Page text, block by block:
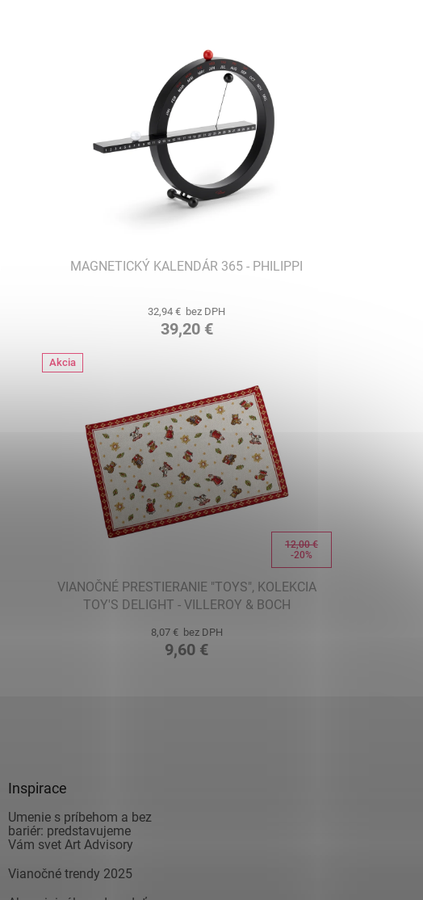
MAGNETICKÝ KALENDÁR 365 - PHILIPPI
32,94 € bez DPH
39,20 €
Akcia
12,00 €
-20%
VIANOČNÉ PRESTIERANIE "TOYS", KOLEKCIA
TOY'S DELIGHT - VILLEROY & BOCH
8,07 € bez DPH
9,60 €
Inspirace
Umenie s príbehom a bez
bariér: predstavujeme
Vám svet Art Advisory
Vianočné trendy 2025